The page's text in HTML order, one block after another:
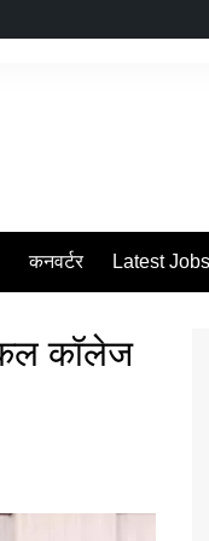
कनवर्टर Latest Jobs
कॉलेज